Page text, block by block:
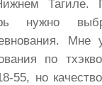
Тагиле.
нужно
Мне
по
55, но